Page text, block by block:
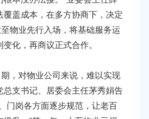
盖成本，在多方协商下，决定
物业先行入场，将基础服务运
化，再商议正式合作。
，对物业公司来说，难以实现
支书记、居委会主任茅秀娟告
门岗各方面逐步规范，让老百